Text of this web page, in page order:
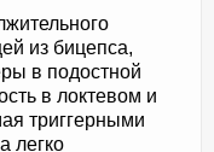
из бицепса,
в подостной
в локтевом и
триггерными
легко